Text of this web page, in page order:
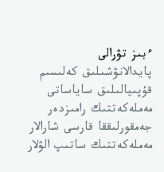
ءبىز تۋرالى
پايدالانۋشىلىق كەلىسىم
قۇپىيالىلىق ساياساتى
مەملەكەتتىك رامىزدەر
جەمقورلىققا قارسى شارالار
مەملەكەتتىك ساتىپ الۋلار